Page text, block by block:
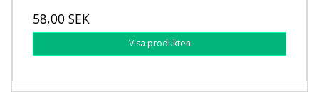
58,00 SEK
Visa produkten